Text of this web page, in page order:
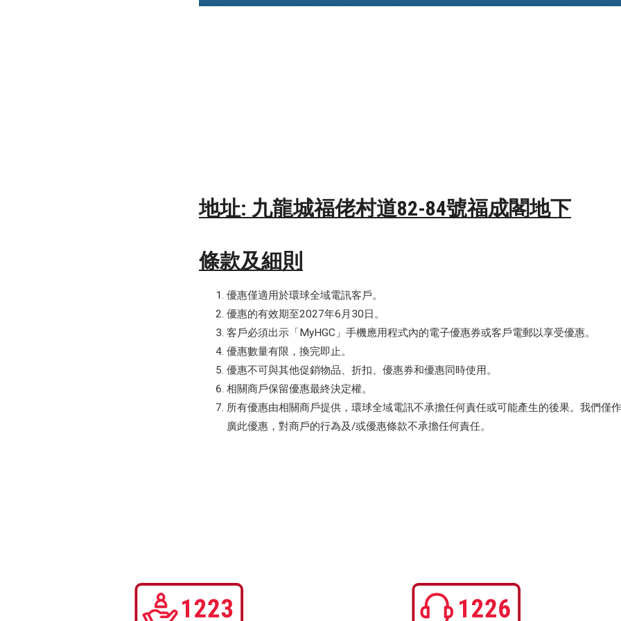
地址: 九龍城福佬村道82-84號福成閣地下
條款及細則
優惠僅適用於環球全域電訊客戶。
優惠的有效期至2027年6月30日。
客戶必須出示「MyHGC」手機應用程式內的電子優惠券或客戶電郵以享受優惠。
優惠數量有限，換完即止。
優惠不可與其他促銷物品、折扣、優惠券和優惠同時使用。
相關商戶保留優惠最終決定權。
所有優惠由相關商戶提供，環球全域電訊不承擔任何責任或可能產生的後果。我們僅
廣此優惠，對商戶的行為及/或優惠條款不承擔任何責任。